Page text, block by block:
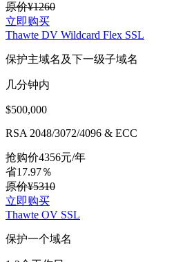
原价¥1260
立即购买
Thawte DV Wildcard Flex SSL
保护主域名及下一级子域名
几分钟内
$500,000
RSA 2048/3072/4096 & ECC
抢购价4356元/年
省17.97％
原价¥5310
立即购买
Thawte OV SSL
保护一个域名